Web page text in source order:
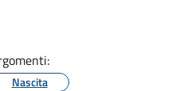
Nascita